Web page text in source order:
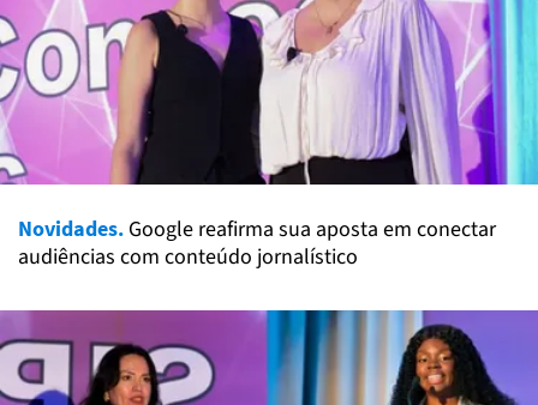
Novidades. Google reafirma sua aposta em conectar
audiências com conteúdo jornalístico